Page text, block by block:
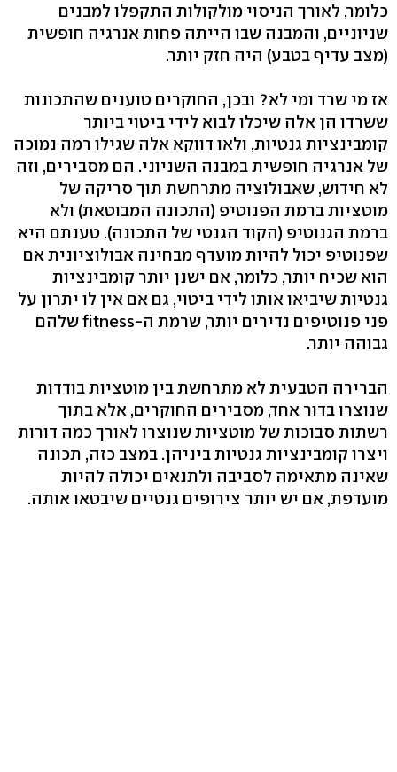
כלומר, לאורך הניסוי מולקולות התקפלו למבנים
שניוניים, והמבנה שבו הייתה פחות אנרגיה חופשית
(מצב עדיף בטבע) היה חזק יותר.
אז מי שרד ומי לא? ובכן, החוקרים טוענים שהתכונות
ששרדו הן אלה שיכלו לבוא לידי ביטוי ביותר
קומבינציות גנטיות, ולאו דווקא אלה שגילו רמה נמוכה
של אנרגיה חופשית במבנה השניוני. הם מסבירים, וזה
לא חידוש, שאבולוציה מתרחשת תוך סריקה של
מוטציות ברמת הפנוטיפ (התכונה המבוטאת) ולא
ברמת הגנוטיפ (הקוד הגנטי של התכונה). טענתם היא
שפנוטיפ יכול להיות מועדף מבחינה אבולוציונית אם
הוא שכיח יותר, כלומר, אם ישנן יותר קומבינציות
גנטיות שיביאו אותו לידי ביטוי, גם אם אין לו יתרון על
פני פנוטיפים נדירים יותר, שרמת ה-fitness שלהם
גבוהה יותר.
הברירה הטבעית לא מתרחשת בין מוטציות בודדות
שנוצרו בדור אחד, מסבירים החוקרים, אלא בתוך
רשתות סבוכות של מוטציות שנוצרו לאורך כמה דורות
ויצרו קומבינציות גנטיות ביניהן. במצב כזה, תכונה
שאינה מתאימה לסביבה ולתנאים יכולה להיות
מועדפת, אם יש יותר צירופים גנטיים שיבטאו אותה.